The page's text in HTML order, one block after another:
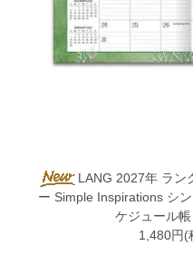
LANG 2027年 ラン
ー Simple Inspirations シ
ケジュール帳
1,480円(